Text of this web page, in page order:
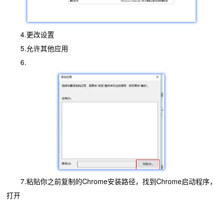
4.更改设置
5.允许其他应用
6.
7.粘贴你之前复制的Chrome安装路径，找到Chrome启动程序，
打开